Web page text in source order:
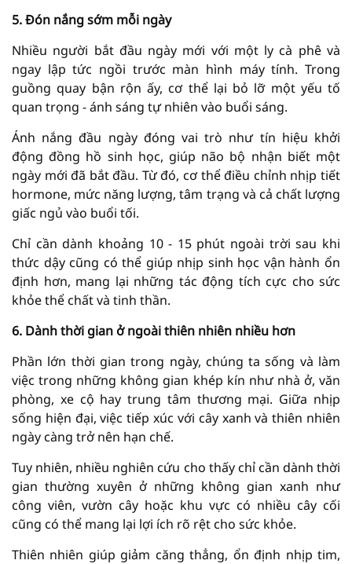
5. Đón nắng sớm mỗi ngày
Nhiều người bắt đầu ngày mới với một ly cà phê và
ngay lập tức ngồi trước màn hình máy tính. Trong
guồng quay bận rộn ấy, cơ thể lại bỏ lỡ một yếu tố
quan trọng - ánh sáng tự nhiên vào buổi sáng.
Ánh nắng đầu ngày đóng vai trò như tín hiệu khởi
động đồng hồ sinh học, giúp não bộ nhận biết một
ngày mới đã bắt đầu. Từ đó, cơ thể điều chỉnh nhịp tiết
hormone, mức năng lượng, tâm trạng và cả chất lượng
giấc ngủ vào buổi tối.
Chỉ cần dành khoảng 10 - 15 phút ngoài trời sau khi
thức dậy cũng có thể giúp nhịp sinh học vận hành ổn
định hơn, mang lại những tác động tích cực cho sức
khỏe thể chất và tinh thần.
6. Dành thời gian ở ngoài thiên nhiên nhiều hơn
Phần lớn thời gian trong ngày, chúng ta sống và làm
việc trong những không gian khép kín như nhà ở, văn
phòng, xe cộ hay trung tâm thương mại. Giữa nhịp
sống hiện đại, việc tiếp xúc với cây xanh và thiên nhiên
ngày càng trở nên hạn chế.
Tuy nhiên, nhiều nghiên cứu cho thấy chỉ cần dành thời
gian thường xuyên ở những không gian xanh như
công viên, vườn cây hoặc khu vực có nhiều cây cối
cũng có thể mang lại lợi ích rõ rệt cho sức khỏe.
Thiên nhiên giúp giảm căng thẳng, ổn định nhịp tim,